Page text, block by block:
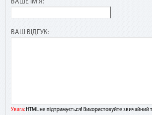
ВАШЕ ІМ'Я:
ВАШ ВІДГУК:
Увага:HTML не підтримується! Використовуйте звичайний